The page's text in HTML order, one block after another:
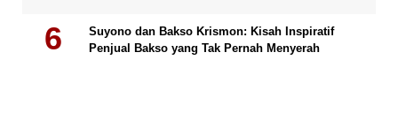
Suyono dan Bakso Krismon: Kisah Inspiratif
Penjual Bakso yang Tak Pernah Menyerah